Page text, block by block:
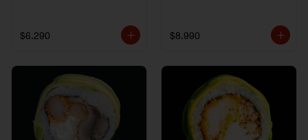
$6.290 $8.990